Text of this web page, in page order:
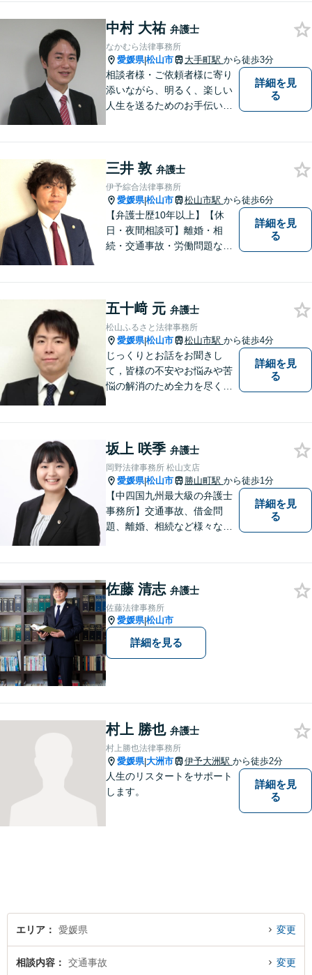
せください。
中村 大祐 弁護士
なかむら法律事務所
愛媛県|松山市 大手町駅 から徒歩3分
相談者様・ご依頼者様に寄り
添いながら、明るく、楽しい
人生を送るためのお手伝いを
詳細を見
る
三井 敦 弁護士
伊予綜合法律事務所
愛媛県|松山市 松山市駅 から徒歩6分
【弁護士歴10年以上】【休
日・夜間相談可】離婚・相
続・交通事故・労働問題など
指します【オンライン相談
可】【松山市駅徒歩8分】
詳細を見
る
五十﨑 元 弁護士
松山ふるさと法律事務所
愛媛県|松山市 松山市駅 から徒歩4分
じっくりとお話をお聞きし
て，皆様の不安やお悩みや苦
悩の解消のため全力を尽くし
詳細を見
る
坂上 咲季 弁護士
岡野法律事務所 松山支店
愛媛県|松山市 勝山町駅 から徒歩1分
【中四国九州最大級の弁護士
事務所】交通事故、借金問
題、離婚、相続など様々な問
い！
詳細を見
る
佐藤 清志 弁護士
佐藤法律事務所
愛媛県|松山市
詳細を見る
村上 勝也 弁護士
村上勝也法律事務所
愛媛県|大洲市 伊予大洲駅 から徒歩2分
人生のリスタートをサポート
します。
詳細を見
る
エリア 愛媛県 変更
相談内容 交通事故 変更